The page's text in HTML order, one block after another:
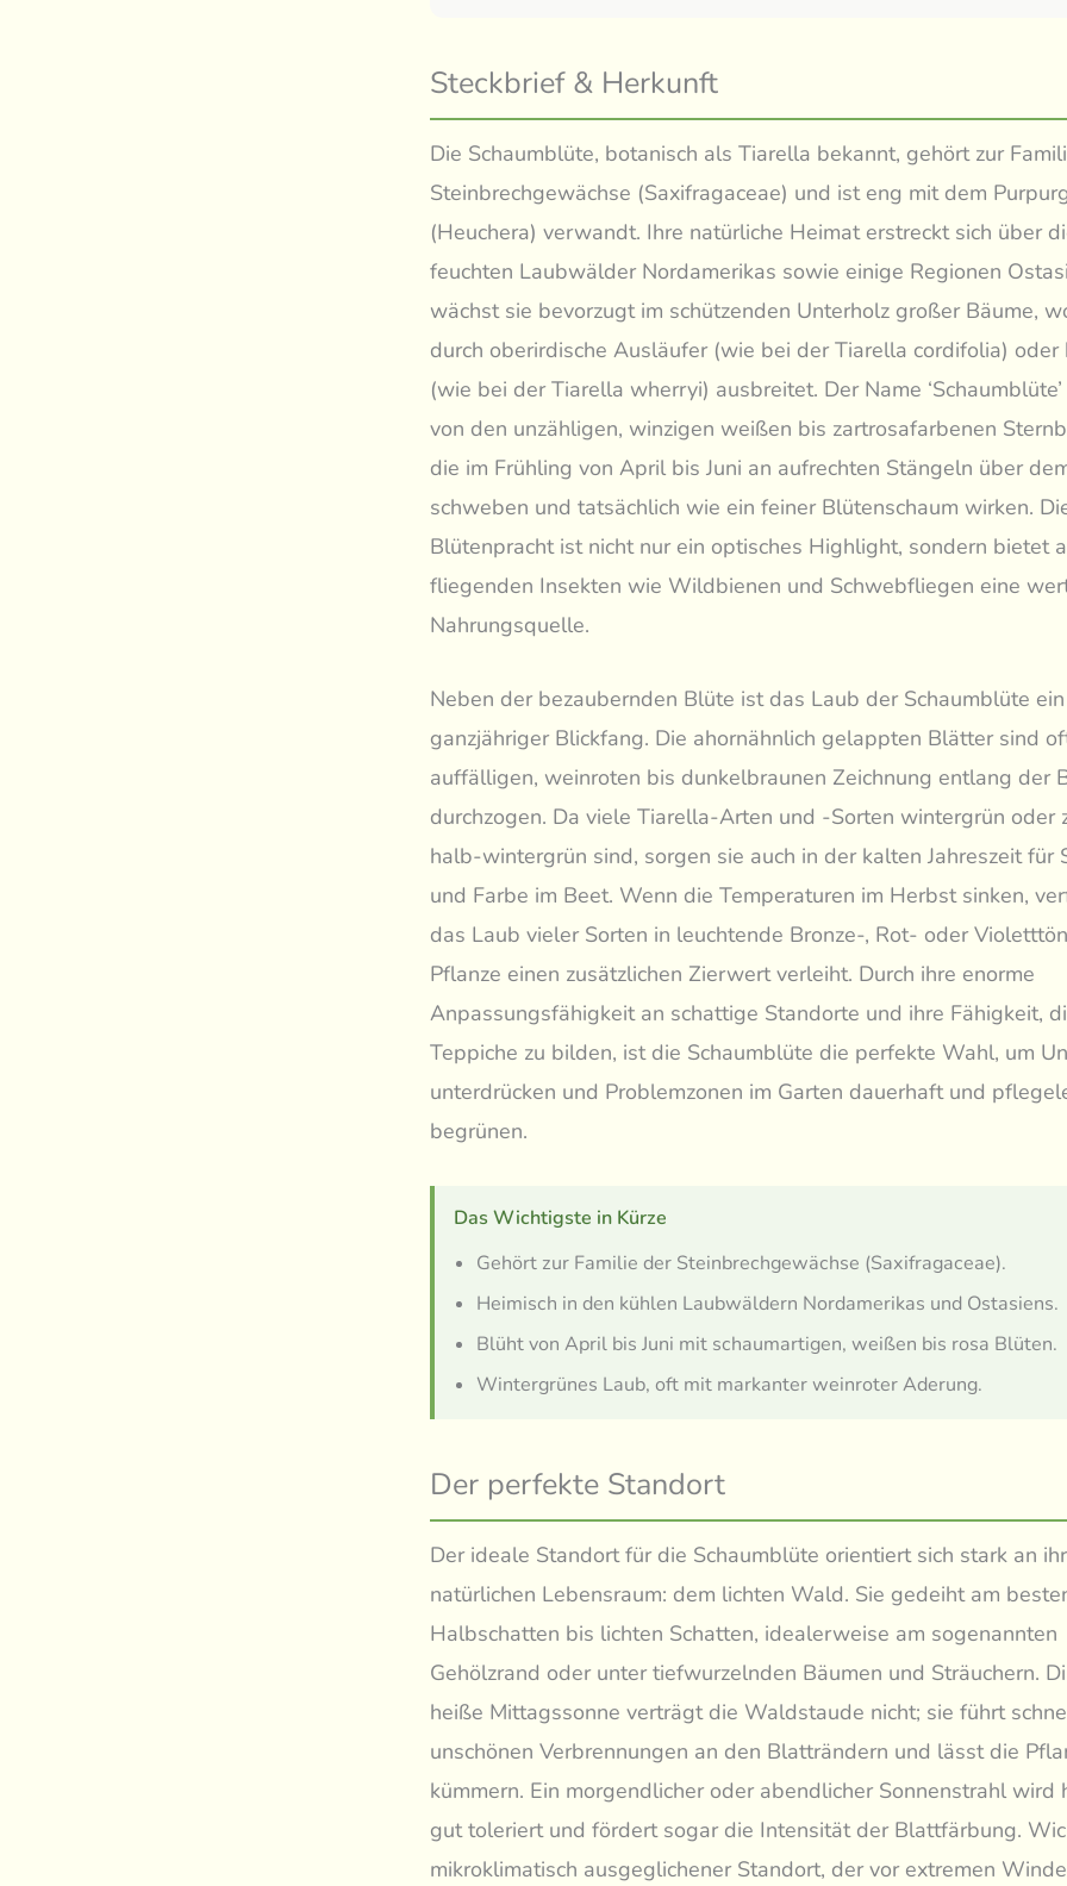
Steckbrief & Herkunft
Die Schaumblüte, botanisch als Tiarella bekannt, gehört zur
Steinbrechgewächse (Saxifragaceae) und ist eng mit dem
(Heuchera) verwandt. Ihre natürliche Heimat erstreckt sich über
feuchten Laubwälder Nordamerikas sowie einige Regionen
wächst sie bevorzugt im schützenden Unterholz großer Bäume,
durch oberirdische Ausläufer (wie bei der Tiarella cordifolia) oder
(wie bei der Tiarella wherryi) ausbreitet. Der Name
von den unzähligen, winzigen weißen bis zartrosafarbenen
die im Frühling von April bis Juni an aufrechten Stängeln über
schweben und tatsächlich wie ein feiner Blütenschaum wirken.
Blütenpracht ist nicht nur ein optisches Highlight, sondern bietet
fliegenden Insekten wie Wildbienen und Schwebfliegen eine
Nahrungsquelle.
Neben der bezaubernden Blüte ist das Laub der Schaumblüte ein
ganzjähriger Blickfang. Die ahornähnlich gelappten Blätter sind
auffälligen, weinroten bis dunkelbraunen Zeichnung entlang der
durchzogen. Da viele Tiarella-Arten und -Sorten wintergrün oder
halb-wintergrün sind, sorgen sie auch in der kalten Jahreszeit für
und Farbe im Beet. Wenn die Temperaturen im Herbst sinken,
das Laub vieler Sorten in leuchtende Bronze-, Rot- oder
Pflanze einen zusätzlichen Zierwert verleiht. Durch ihre enorme
Anpassungsfähigkeit an schattige Standorte und ihre Fähigkeit,
Teppiche zu bilden, ist die Schaumblüte die perfekte Wahl, um
unterdrücken und Problemzonen im Garten dauerhaft und
begrünen.
Das Wichtigste in Kürze
Gehört zur Familie der Steinbrechgewächse (Saxifragaceae).
Heimisch in den kühlen Laubwäldern Nordamerikas und Ostasiens.
Blüht von April bis Juni mit schaumartigen, weißen bis rosa Blüten.
Wintergrünes Laub, oft mit markanter weinroter Aderung.
Der perfekte Standort
Der ideale Standort für die Schaumblüte orientiert sich stark an
natürlichen Lebensraum: dem lichten Wald. Sie gedeiht am
Halbschatten bis lichten Schatten, idealerweise am sogenannten
Gehölzrand oder unter tiefwurzelnden Bäumen und Sträuchern.
heiße Mittagssonne verträgt die Waldstaude nicht; sie führt
unschönen Verbrennungen an den Blatträndern und lässt die
kümmern. Ein morgendlicher oder abendlicher Sonnenstrahl wird
gut toleriert und fördert sogar die Intensität der Blattfärbung.
mikroklimatisch ausgeglichener Standort, der vor extremen